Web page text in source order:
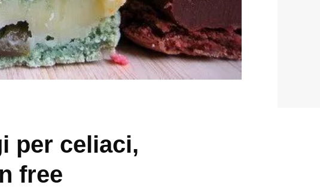
per celiaci,
free